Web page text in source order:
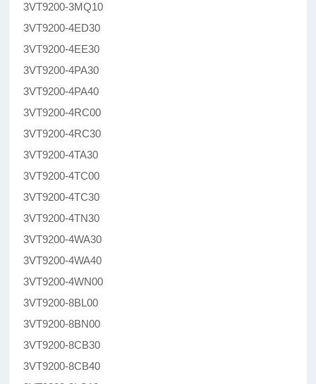
3VT9200-3MQ10
3VT9200-4ED30
3VT9200-4EE30
3VT9200-4PA30
3VT9200-4PA40
3VT9200-4RC00
3VT9200-4RC30
3VT9200-4TA30
3VT9200-4TC00
3VT9200-4TC30
3VT9200-4TN30
3VT9200-4WA30
3VT9200-4WA40
3VT9200-4WN00
3VT9200-8BL00
3VT9200-8BN00
3VT9200-8CB30
3VT9200-8CB40